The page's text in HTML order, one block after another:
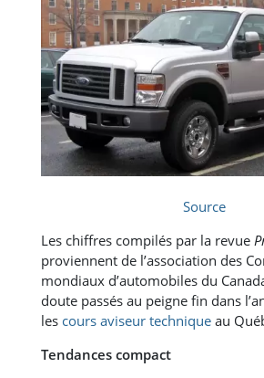
Source
Les chiffres compilés par la revue
proviennent de l’association des
mondiaux d’automobiles du
doute passés au peigne fin dans
les cours aviseur technique au
Tendances compact